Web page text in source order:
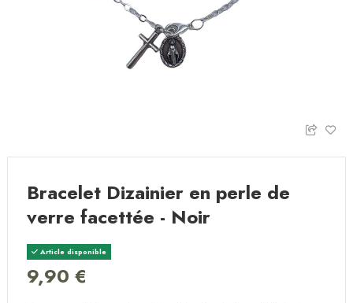
Bracelet Dizainier en perle de
verre facettée - Noir
Article disponible
9,90 €